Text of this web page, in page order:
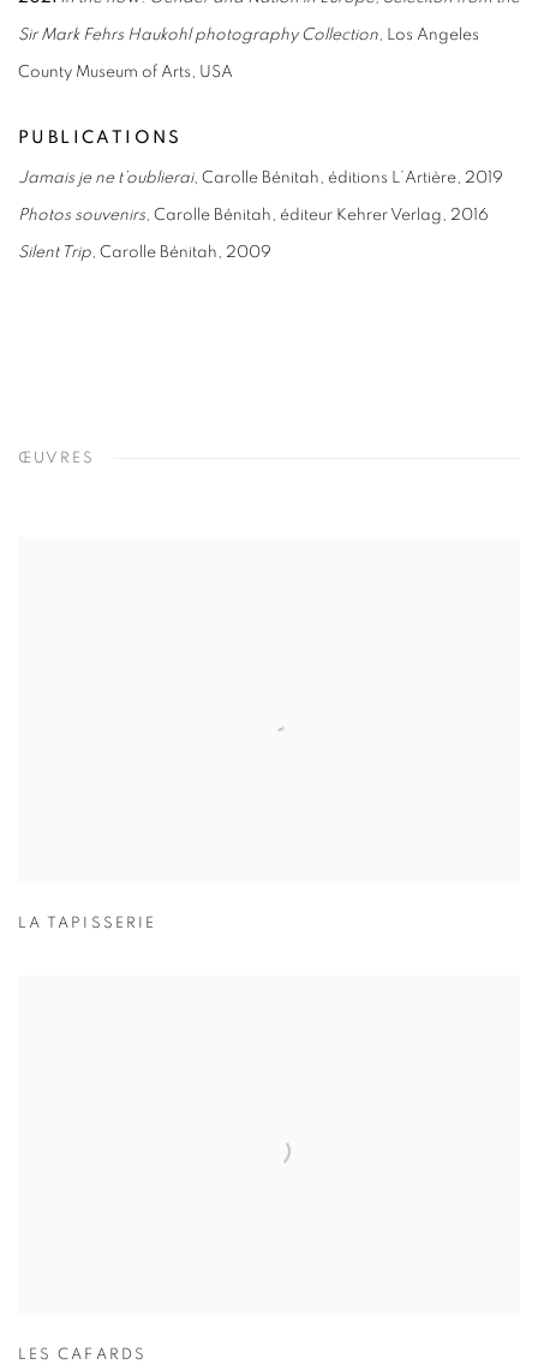
Sir Mark Fehrs Haukohl photography Collection, Los Angeles
County Museum of Arts, USA
PUBLICATIONS
Jamais je ne t’oublierai, Carolle Bénitah, éditions L’Artière, 2019
Photos souvenirs, Carolle Bénitah, éditeur Kehrer Verlag, 2016
Silent Trip, Carolle Bénitah, 2009
ŒUVRES
LA TAPISSERIE
LES CAFARDS